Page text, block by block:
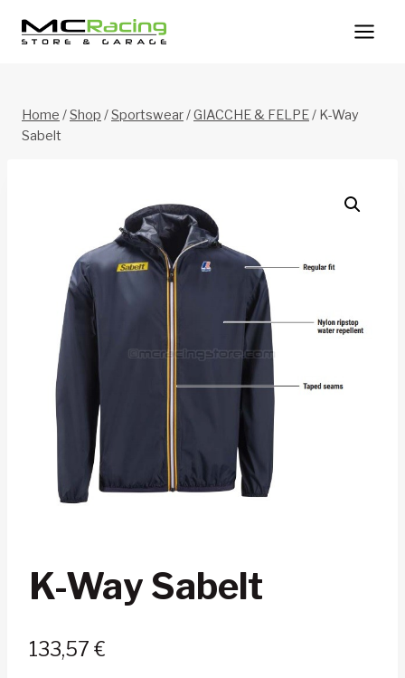
Home /Shop /Sportswear/GIACCHE & FELPE/ K-Way
Sabelt
K-Way Sabelt
133,57 €